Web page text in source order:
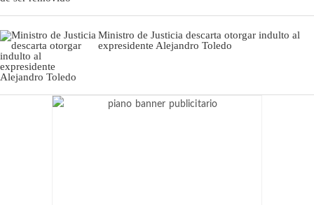
Ministro de Justicia descarta otorgar indulto al
expresidente Alejandro Toledo